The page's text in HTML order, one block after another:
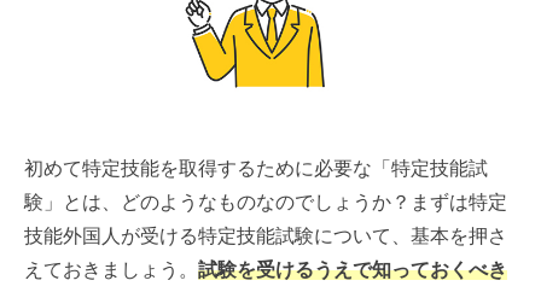
初めて特定技能を取得するために必要な「特定技能試
験」とは、どのようなものなのでしょうか？まずは特定
技能外国人が受ける特定技能試験について、基本を押さ
えておきましょう。 試験を受けるうえで知っておくべき